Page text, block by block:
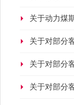
关于动力煤
关于对部分
关于对部分
关于对部分